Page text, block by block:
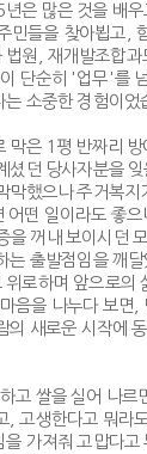
년은 많은 것을 배
민들을 찾아뵙고
법원
재개발조합과
단순히 ' 업무 '를
소중한 경험이었
막은 1 평 반짜리 방
셨던 당사자분을
막했으나 주거복지
어떤 일이라도 좋으
을 꺼내 보이시던
는 출발점임을 깨
로하며 앞으로의
음을 나누다 보면
의 새로운 시작에
고 쌀을 실어 나르
,고생한다고 뭐라
가져줘 고맙다고